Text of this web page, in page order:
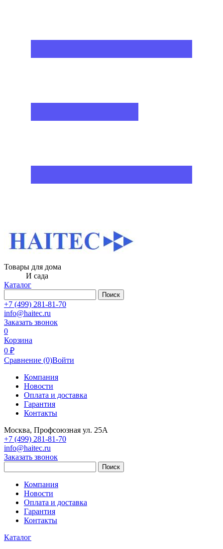
Товары для дома
И сада
Каталог
Поиск
+7 (499) 281-81-70
info@haitec.ru
Заказать звонок
0
Корзина
0 ₽
Сравнение (0)Войти
Компания
Новости
Оплата и доставка
Гарантия
Контакты
Москва, Профсоюзная ул. 25А
+7 (499) 281-81-70
info@haitec.ru
Заказать звонок
Поиск
Компания
Новости
Оплата и доставка
Гарантия
Контакты
Каталог